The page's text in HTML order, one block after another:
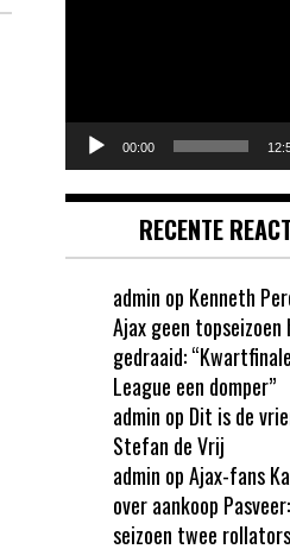
00:00
RECENTE
admin op Kenneth
Ajax geen
gedraaid:
League een domper”
admin op Dit is de
Stefan de Vrij
admin opAjax-fans
over aankoop
seizoen twee